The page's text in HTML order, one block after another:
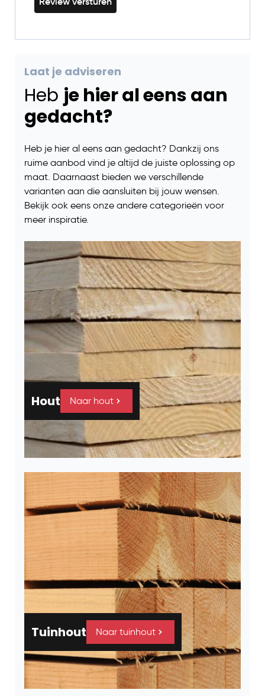
Laat je adviseren
Heb je hier al eens aan
gedacht?
Heb je hier al eens aan gedacht? Dankzij ons
ruime aanbod vind je altijd de juiste oplossing op
maat. Daarnaast bieden we verschillende
varianten aan die aansluiten bij jouw wensen.
Bekijk ook eens onze andere categorieën voor
meer inspiratie.
Hout Naar hout
Tuinhout Naar tuinhout